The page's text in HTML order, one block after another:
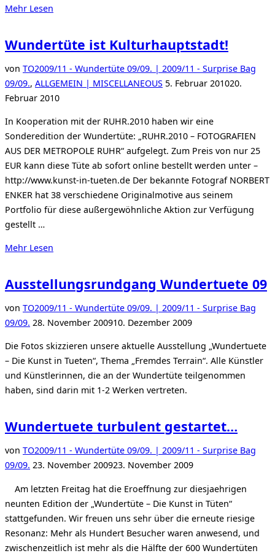
Mehr über
eröffnet“
Lesen
Wundertüte ist Kulturhauptstadt!
von TO2009/11 - Wundertüte 09/09. | 2009/11 - Surprise Bag
09/09., ALLGEMEIN | MISCELLANEOUSVeröffentlicht
5. Februar 201020.
Februar 2010
In Kooperation mit der RUHR.2010 haben wir eine
Sonderedition der Wundertüte: „RUHR.2010 – FOTOGRAFIEN
AUS DER METROPOLE RUHR“ aufgelegt. Zum Preis von nur 25
EUR kann diese Tüte ab sofort online bestellt werden unter –
http://www.kunst-in-tueten.de Der bekannte Fotograf NORBERT
ENKER hat 38 verschiedene Originalmotive aus seinem
Portfolio für diese außergewöhnliche Aktion zur Verfügung
gestellt …
Mehr über
Kulturhauptstadt!“
Lesen
Ausstellungsrundgang Wundertuete 09
von TO2009/11 - Wundertüte 09/09. | 2009/11 - Surprise Bag
09/09. Veröffentlicht
28. November 200910. Dezember 2009
Die Fotos skizzieren unsere aktuelle Ausstellung „Wundertuete
– Die Kunst in Tueten“, Thema „Fremdes Terrain“. Alle Künstler
und Künstlerinnen, die an der Wundertüte teilgenommen
haben, sind darin mit 1-2 Werken vertreten.
Wundertuete turbulent gestartet…
von TO2009/11 - Wundertüte 09/09. | 2009/11 - Surprise Bag
09/09. Veröffentlicht
23. November 200923. November 2009
Am letzten Freitag hat die Eroeffnung zur diesjaehrigen
neunten Edition der „Wundertüte – Die Kunst in Tüten“
stattgefunden. Wir freuen uns sehr über die erneute riesige
Resonanz: Mehr als Hundert Besucher waren anwesend, und
zwischenzeitlich ist mehr als die Hälfte der 600 Wundertüten